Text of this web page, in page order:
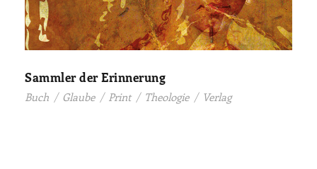
Sammler der Erinnerung
Buch / Glaube / Print / Theologie / Verlag